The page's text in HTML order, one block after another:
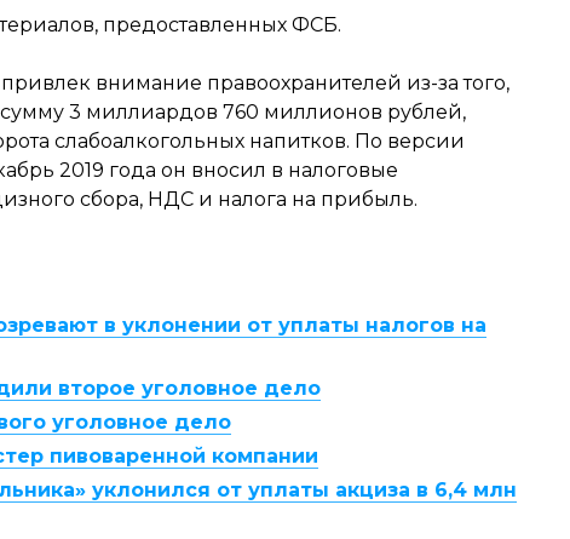
предоставленных ФСБ.
внимание правоохранителей из-за того,
3 миллиардов 760 миллионов рублей,
слабоалкогольных напитков. По версии
2019 года он вносил в налоговые
сбора, НДС и налога на прибыль.
в уклонении от уплаты налогов на
второе уголовное дело
уголовное дело
пивоваренной компании
уклонился от уплаты акциза в 6,4 млн